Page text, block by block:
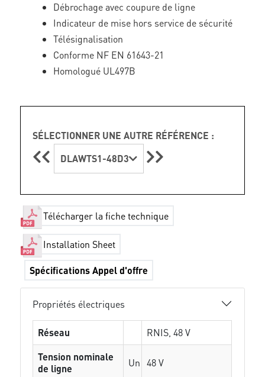
Débrochage avec coupure de ligne
Indicateur de mise hors service de sécurité
Télésignalisation
Conforme NF EN 61643-21
Homologué UL497B
SÉLECTIONNER UNE AUTRE RÉFÉRENCE :
DLAWTS1-48D3
Télécharger la fiche technique
Installation Sheet
Spécifications Appel d'offre
Propriétés électriques
Réseau
RNIS, 48 V
Tension nominale
de ligne
Un 48 V